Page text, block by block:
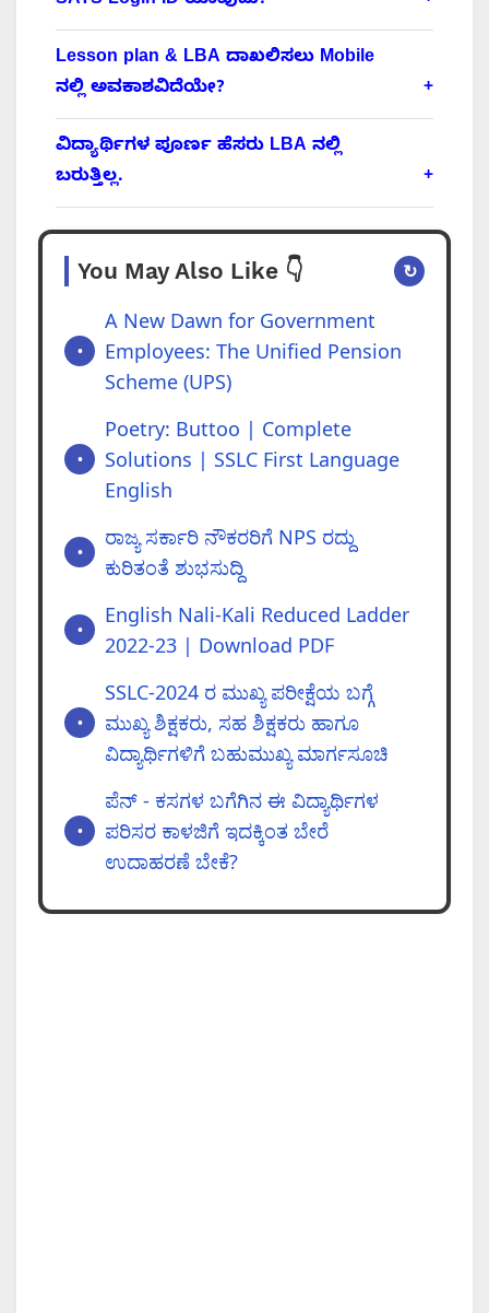
Lesson plan & LBA ದಾಖಲಿಸಲು Mobile
ನಲ್ಲಿ ಅವಕಾಶವಿದೆಯೇ?
ವಿದ್ಯಾರ್ಥಿಗಳ ಪೂರ್ಣ ಹೆಸರು LBA ನಲ್ಲಿ
ಬರುತ್ತಿಲ್ಲ.
You May Also Like 👇 ↻
A New Dawn for Government
Employees: The Unified Pension
Scheme (UPS)
Poetry: Buttoo | Complete
Solutions | SSLC First Language
English
ರಾಜ್ಯ ಸರ್ಕಾರಿ ನೌಕರರಿಗೆ NPS ರದ್ದು
ಕುರಿತಂತೆ ಶುಭಸುದ್ದಿ
English Nali-Kali Reduced Ladder
2022-23 | Download PDF
SSLC-2024 ರ ಮುಖ್ಯ ಪರೀಕ್ಷೆಯ ಬಗ್ಗೆ
ಮುಖ್ಯ ಶಿಕ್ಷಕರು, ಸಹ ಶಿಕ್ಷಕರು ಹಾಗೂ
ವಿದ್ಯಾರ್ಥಿಗಳಿಗೆ ಬಹುಮುಖ್ಯ ಮಾರ್ಗಸೂಚಿ
ಪೆನ್ - ಕಸಗಳ ಬಗೆಗಿನ ಈ ವಿದ್ಯಾರ್ಥಿಗಳ
ಪರಿಸರ ಕಾಳಜಿಗೆ ಇದಕ್ಕಿಂತ ಬೇರೆ
ಉದಾಹರಣೆ ಬೇಕೆ?